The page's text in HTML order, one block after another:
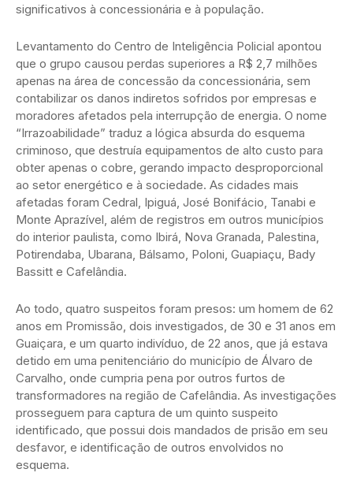
significativos à concessionária e à população.
Levantamento do Centro de Inteligência Policial apontou
que o grupo causou perdas superiores a R$ 2,7 milhões
apenas na área de concessão da concessionária, sem
contabilizar os danos indiretos sofridos por empresas e
moradores afetados pela interrupção de energia. O nome
“Irrazoabilidade” traduz a lógica absurda do esquema
criminoso, que destruía equipamentos de alto custo para
obter apenas o cobre, gerando impacto desproporcional
ao setor energético e à sociedade. As cidades mais
afetadas foram Cedral, Ipiguá, José Bonifácio, Tanabi e
Monte Aprazível, além de registros em outros municípios
do interior paulista, como Ibirá, Nova Granada, Palestina,
Potirendaba, Ubarana, Bálsamo, Poloni, Guapiaçu, Bady
Bassitt e Cafelândia.
Ao todo, quatro suspeitos foram presos: um homem de 62
anos em Promissão, dois investigados, de 30 e 31 anos em
Guaiçara, e um quarto indivíduo, de 22 anos, que já estava
detido em uma penitenciário do município de Álvaro de
Carvalho, onde cumpria pena por outros furtos de
transformadores na região de Cafelândia. As investigações
prosseguem para captura de um quinto suspeito
identificado, que possui dois mandados de prisão em seu
desfavor, e identificação de outros envolvidos no
esquema.